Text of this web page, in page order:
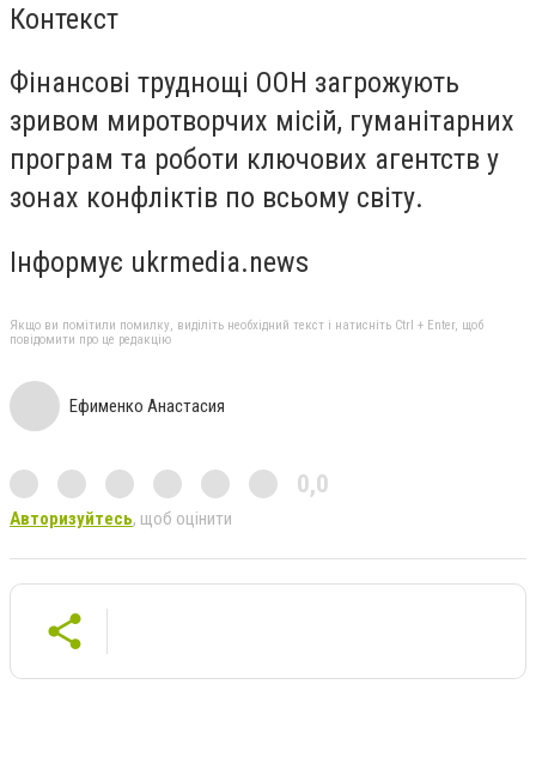
Контекст
Фінансові труднощі ООН загрожують
зривом миротворчих місій, гуманітарних
програм та роботи ключових агентств у
зонах конфліктів по всьому світу.
Інформує ukrmedia.news
Якщо ви помітили помилку, виділіть необхідний текст і натисніть Ctrl + Enter, щоб
повідомити про це редакцію
Ефименко Анастасия
0,0
Авторизуйтесь, щоб оцінити